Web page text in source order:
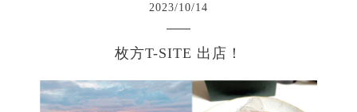
2023/10/14
枚方T-SITE 出店！